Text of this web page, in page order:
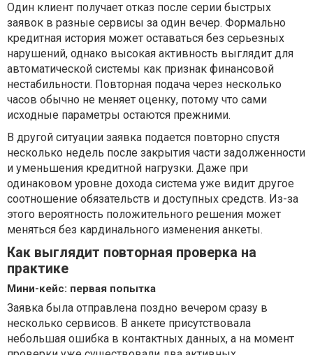
Один клиент получает отказ после серии быстрых
заявок в разные сервисы за один вечер. Формально
кредитная история может оставаться без серьезных
нарушений, однако высокая активность выглядит для
автоматической системы как признак финансовой
нестабильности. Повторная подача через несколько
часов обычно не меняет оценку, потому что сами
исходные параметры остаются прежними.
В другой ситуации заявка подается повторно спустя
несколько недель после закрытия части задолженности
и уменьшения кредитной нагрузки. Даже при
одинаковом уровне дохода система уже видит другое
соотношение обязательств и доступных средств. Из-за
этого вероятность положительного решения может
меняться без кардинального изменения анкеты.
Как выглядит повторная проверка на
практике
Мини-кейс: первая попытка
Заявка была отправлена поздно вечером сразу в
несколько сервисов. В анкете присутствовала
небольшая ошибка в контактных данных, а на момент